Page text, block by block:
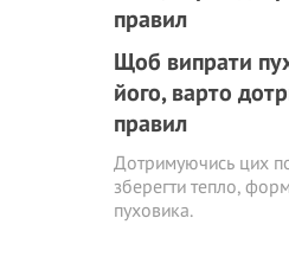
Щоб випрати
його, варто
правил
Дотримуючись цих
зберегти тепло,
пуховика.